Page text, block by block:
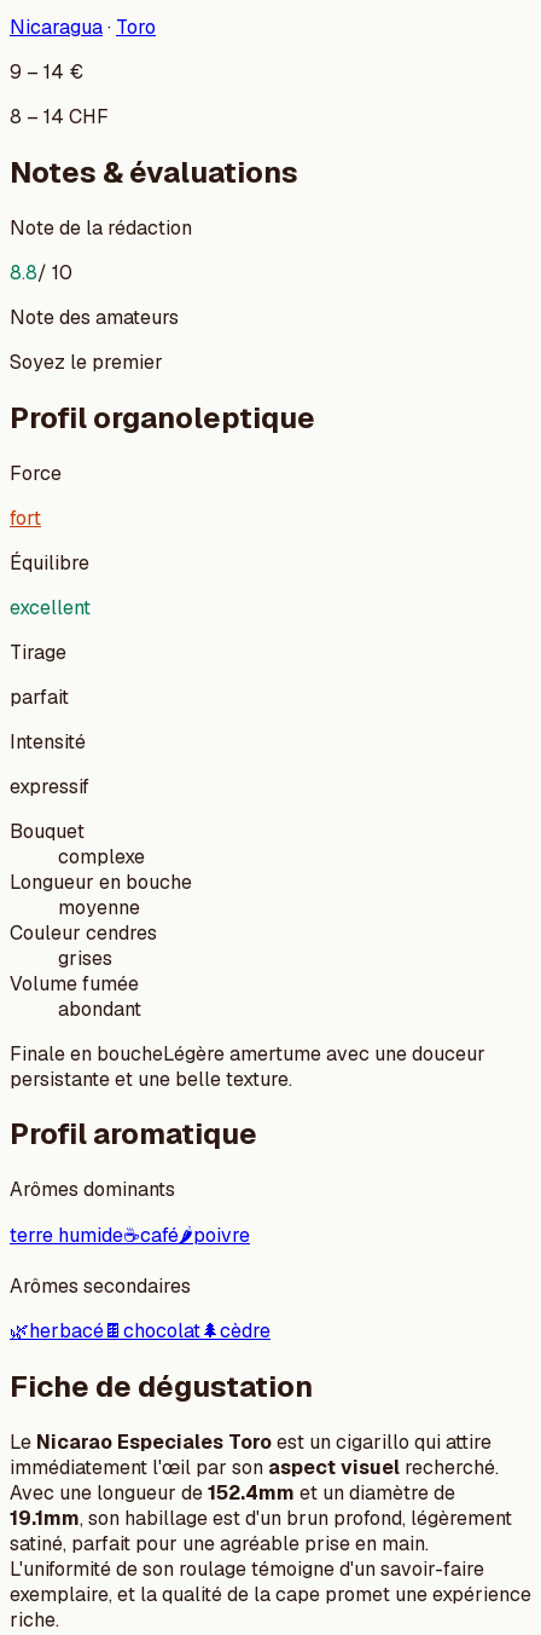
Nicaragua· Toro
9 – 14 €
8 – 14 CHF
Notes & évaluations
Note de la rédaction
8.8/ 10
Note des amateurs
Soyez le premier
Profil organoleptique
Force
fort
Équilibre
excellent
Tirage
parfait
Intensité
expressif
Bouquet
complexe
Longueur en bouche
moyenne
Couleur cendres
grises
Volume fumée
abondant
Finale en boucheLégère amertume avec une douceur
persistante et une belle texture.
Profil aromatique
Arômes dominants
terre humide☕café🌶️poivre
Arômes secondaires
🌿herbacé🍫chocolat🌲cèdre
Fiche de dégustation
Le Nicarao Especiales Toroest un cigarillo qui attire
immédiatement l'œil par son aspect visuel recherché.
Avec une longueur de152.4mm et un diamètre de
19.1mm, son habillage est d'un brun profond, légèrement
satiné, parfait pour une agréable prise en main.
L'uniformité de son roulage témoigne d'un savoir-faire
exemplaire, et la qualité de la cape promet une expérience
riche.